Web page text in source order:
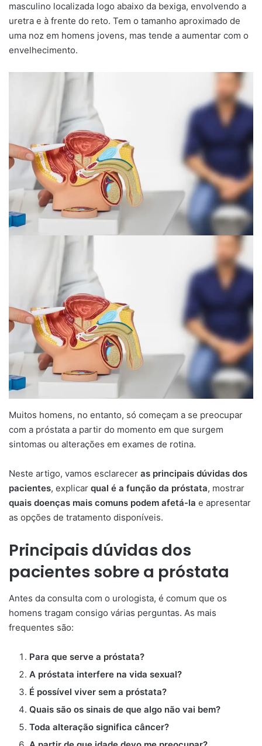
masculino localizada logo abaixo da bexiga, envolvendo a
uretra e à frente do reto. Tem o tamanho aproximado de
uma noz em homens jovens, mas tende a aumentar com o
envelhecimento.
Muitos homens, no entanto, só começam a se preocupar
com a próstata a partir do momento em que surgem
sintomas ou alterações em exames de rotina.
Neste artigo, vamos esclarecer as principais dúvidas dos
pacientes, explicar qual é a função da próstata, mostrar
quais doenças mais comuns podem afetá-la e apresentar
as opções de tratamento disponíveis.
Principais dúvidas dos
pacientes sobre a próstata
Antes da consulta com o urologista, é comum que os
homens tragam consigo várias perguntas. As mais
frequentes são:
Para que serve a próstata?
A próstata interfere na vida sexual?
É possível viver sem a próstata?
Quais são os sinais de que algo não vai bem?
Toda alteração significa câncer?